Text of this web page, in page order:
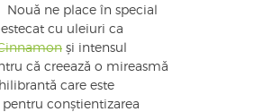
ne place în special
cu uleiuri ca
și intensul
că creează o mireasmă
care este
conștientizarea